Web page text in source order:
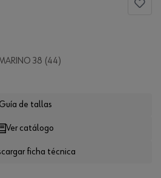
38 (44)
Loading...
ficha técnica
Ver catálogo
de tallas